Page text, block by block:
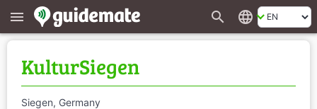
menu search language
KulturSiegen
Siegen, Germany